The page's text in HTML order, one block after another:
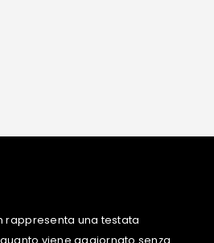
rappresenta una testata